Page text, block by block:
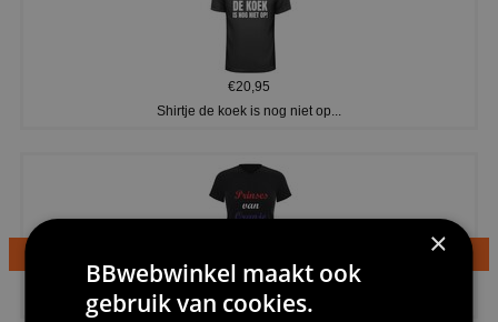
€20,95
Shirtje de koek is nog niet op...
€24,95
Dames v hals t-shirt prinses v...
×
BBwebwinkel maakt ook
gebruik van cookies.